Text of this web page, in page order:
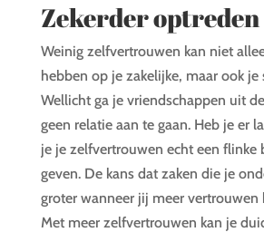
Zekerder optreden
Weinig zelfvertrouwen kan niet
hebben op je zakelijke, maar ook je
Wellicht ga je vriendschappen uit
geen relatie aan te gaan. Heb je er
je je zelfvertrouwen echt een flinke
geven. De kans dat zaken die je
groter wanneer jij meer vertrouwen
Met meer zelfvertrouwen kan je